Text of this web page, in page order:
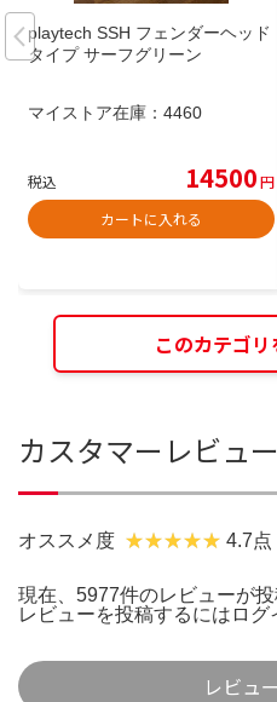
playtech SSH フェンダーヘッド
タイプ サーフグリーン
マイストア在庫： 4460
税込 14500円
カートに入れる
このカテゴ
カスタマーレビュー
オススメ度 4.7点
現在、5977件のレビューが投
レビューを投稿するには ログ
レビュ